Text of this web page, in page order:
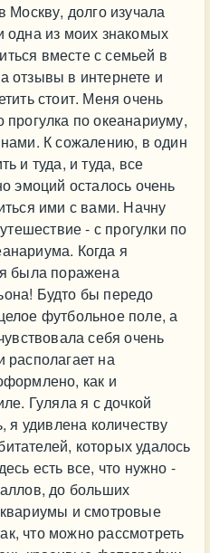
Москву, долго изучала
одна из моих знакомых
вместе с семьей в
отзывы в интернете и
стоит. Меня очень
прогулка по океанариуму,
К сожалению, в один
и туда, и туда, все
эмоций осталось очень
ими с вами. Начну
- с прогулки по
Когда я
была поражена
Будто бы передо
футбольное поле, а
себя очень
располагает на
как и
Гуляла я с дочкой
я удивлена количеству
которых удалось
есть все, что нужно -
до больших
и смотровые
что можно рассмотреть